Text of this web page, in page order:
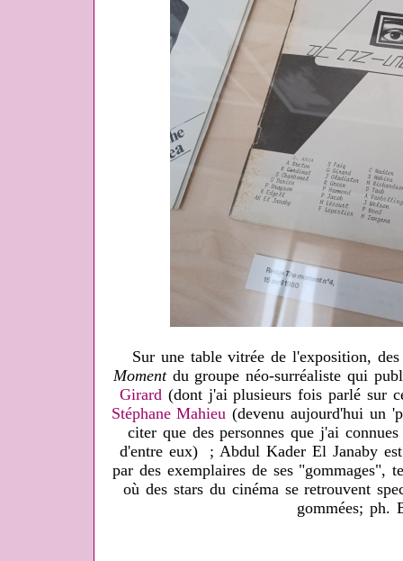
Sur une table vitrée de l'exposition,
Momentdu groupe néo-surréaliste qui
Girard(dont j'ai plusieurs fois parlé sur
Stéphane Mahieu (devenu aujourd'hui un
citer que des personnes que j'ai
d'entre eux) ; Abdul Kader El Janaby
par des exemplaires de ses "gommages",
où des stars du cinéma se retrouvent
gommées; ph.